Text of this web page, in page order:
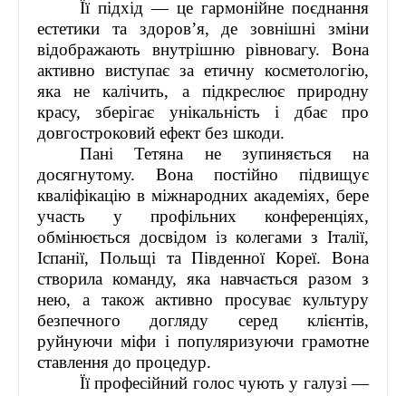
Її підхід — це гармонійне поєднання
естетики та здоров’я, де зовнішні зміни
відображають внутрішню рівновагу. Вона
активно виступає за етичну косметологію,
яка не калічить, а підкреслює природну
красу, зберігає унікальність і дбає про
довгостроковий ефект без шкоди.
Пані Тетяна не зупиняється на
досягнутому. Вона постійно підвищує
кваліфікацію в міжнародних академіях, бере
участь у профільних конференціях,
обмінюється досвідом із колегами з Італії,
Іспанії, Польщі та Південної Кореї. Вона
створила команду, яка навчається разом з
нею, а також активно просуває культуру
безпечного догляду серед клієнтів,
руйнуючи міфи і популяризуючи грамотне
ставлення до процедур.
Її професійний голос чують у галузі —